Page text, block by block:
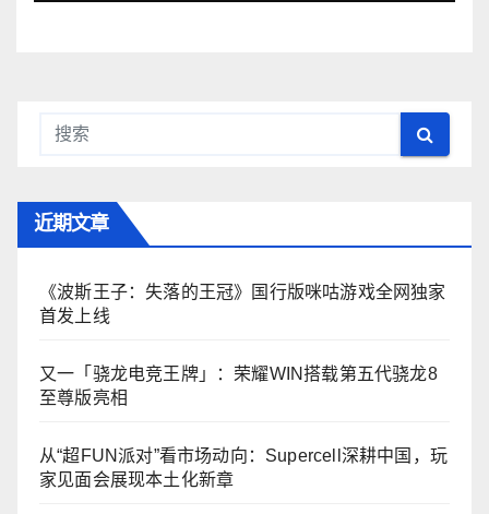
近期文章
《波斯王子：失落的王冠》国行版咪咕游戏全网独家
首发上线
又一「骁龙电竞王牌」：荣耀WIN搭载第五代骁龙8
至尊版亮相
从“超FUN派对”看市场动向：Supercell深耕中国，玩
家见面会展现本土化新章